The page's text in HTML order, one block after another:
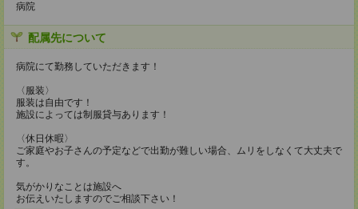
病院
配属先について
病院にて勤務していただきます！
〈服装〉
服装は自由です！
施設によっては制服貸与あります！
〈休日休暇〉
ご家庭やお子さんの予定などで出勤が難しい場合、ムリをしなくて大丈夫で
す。
気がかりなことは施設へ
お伝えいたしますのでご相談下さい！